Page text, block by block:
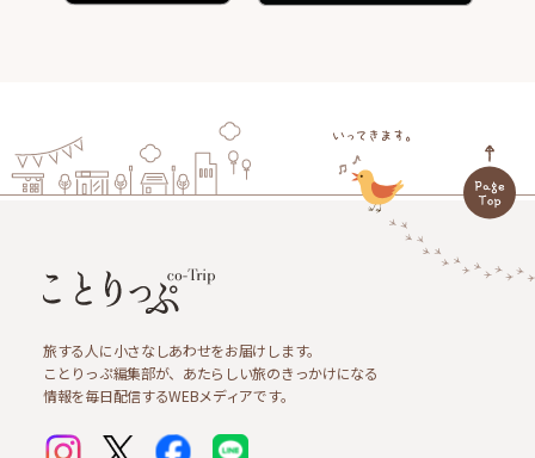
旅する人に小さなしあわせをお届けします。
ことりっぷ編集部が、あたらしい旅のきっかけになる
情報を毎日配信するWEBメディアです。